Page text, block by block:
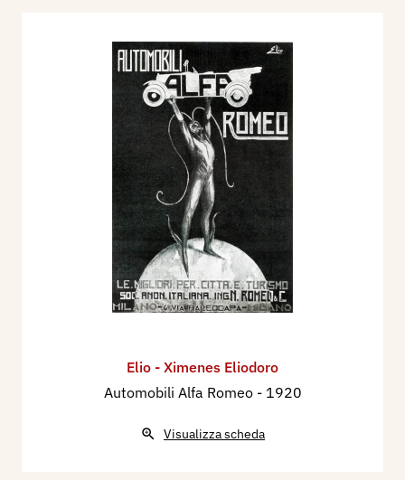
Elio - Ximenes Eliodoro
Automobili Alfa Romeo - 1920
Visualizza scheda